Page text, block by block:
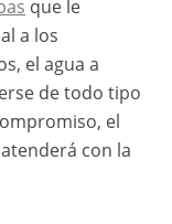
que le
a los
el agua a
de todo tipo
el
con la